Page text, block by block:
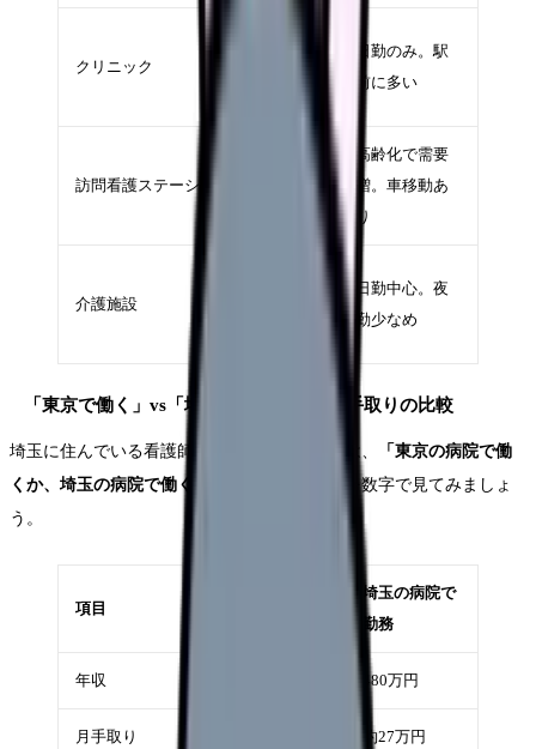
クリニック
日勤のみ。駅
前に多い
訪問看護ステーション
高齢化で需要
増。車移動あ
り
介護施設
日勤中心。夜
勤少なめ
「東京で働く」vs「埼玉で働く」年収と手取りの比較
埼玉に住んでいる看護師にとって最大の問題は、
「東京の病院で働
くか、埼玉の病院で働くか」
です。この比較を数字で見てみましょ
う。
項目
埼玉の病院で
勤務
年収 480万円
月手取り 約27万円